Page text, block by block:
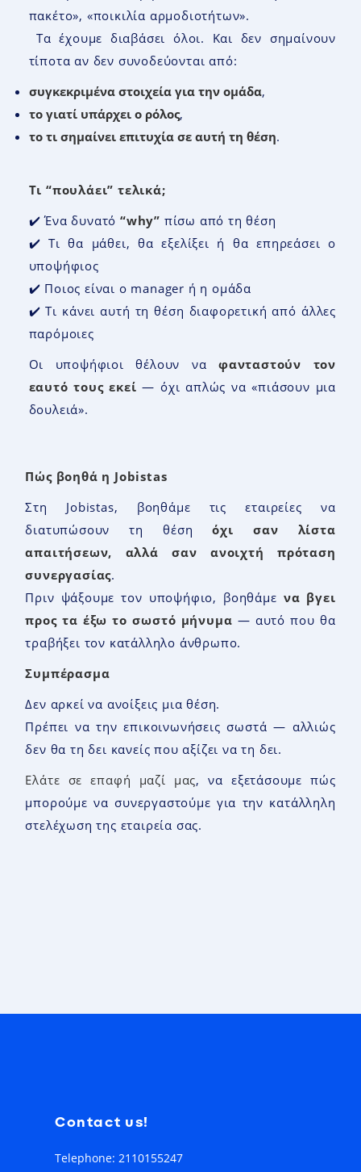
πακέτο», «ποικιλία αρμοδιοτήτων».
Τα έχουμε διαβάσει όλοι. Και δεν σημαίνουν
τίποτα αν δεν συνοδεύονται από:
συγκεκριμένα στοιχεία για την ομάδα,
το γιατί υπάρχει ο ρόλος,
το τι σημαίνει επιτυχία σε αυτή τη θέση.
Τι “πουλάει” τελικά;
✔️ Ένα δυνατό “why” πίσω από τη θέση
✔️ Τι θα μάθει, θα εξελίξει ή θα επηρεάσει ο
υποψήφιος
✔️ Ποιος είναι ο manager ή η ομάδα
✔️ Τι κάνει αυτή τη θέση διαφορετική από άλλες
παρόμοιες
Οι υποψήφιοι θέλουν να φανταστούν τον
εαυτό τους εκεί — όχι απλώς να «πιάσουν μια
δουλειά».
Πώς βοηθά η Jobistas
Στη Jobistas, βοηθάμε τις εταιρείες να
διατυπώσουν τη θέσηόχι σαν λίστα
απαιτήσεων, αλλά σαν ανοιχτή πρόταση
συνεργασίας.
Πριν ψάξουμε τον υποψήφιο, βοηθάμε να βγει
προς τα έξω το σωστό μήνυμα — αυτό που θα
τραβήξει τον κατάλληλο άνθρωπο.
Συμπέρασμα
Δεν αρκεί να ανοίξεις μια θέση.
Πρέπει να την επικοινωνήσεις σωστά — αλλιώς
δεν θα τη δει κανείς που αξίζει να τη δει.
Ελάτε σε επαφή μαζί μας, να εξετάσουμε πώς
μπορούμε να συνεργαστούμε για την κατάλληλη
στελέχωση της εταιρεία σας.
Contact us!
Telephone: 2110155247